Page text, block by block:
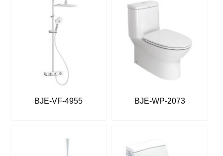
BJE-VF-4955 BJE-WP-2073